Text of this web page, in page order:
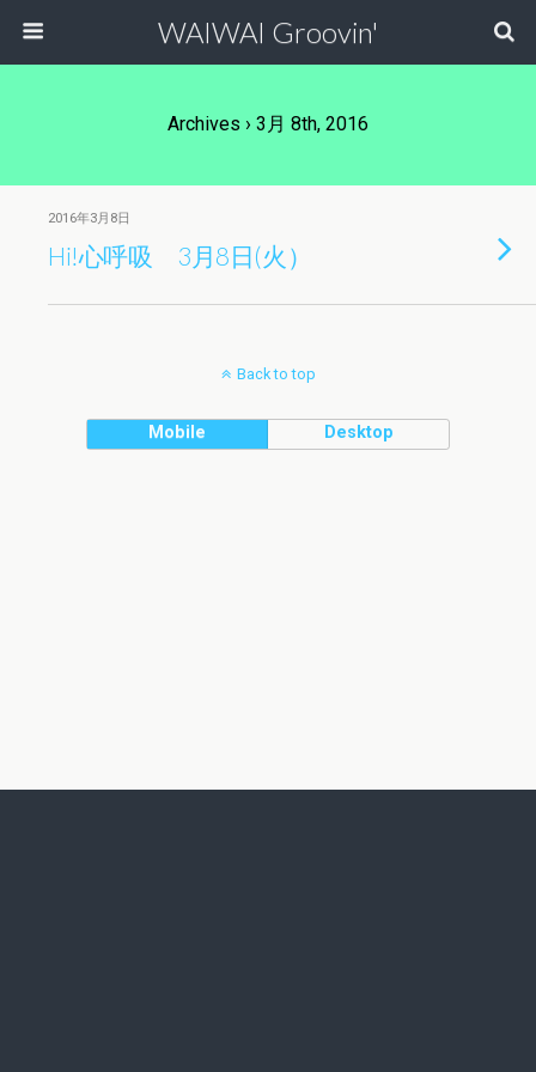
WAIWAI Groovin'
Archives › 3月 8th, 2016
2016年3月8日
Hi!心呼吸 3月8日(火）
Back to top
Mobile Desktop